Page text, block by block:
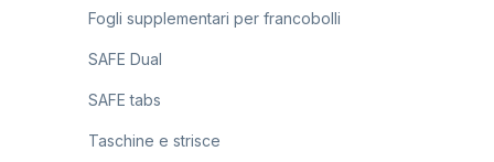
Fogli supplementari per francobolli
SAFE Dual
SAFE tabs
Taschine e strisce